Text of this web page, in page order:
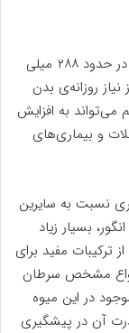
خوردن یک فنجان انگور یا ۱۵۰ گرم از آن، چیزی در حدود ۲۸۸ میلی
را به بدن شما می‌دهد که حدود ۶٪ از نیاز روزانه‌ی بدن
به افزایش
و بیماری‌های
نسبت به سایرین
بسیار زیاد
ترکیبات مفید برای
مشخص سرطان
در این میوه
آن در پیشگیری